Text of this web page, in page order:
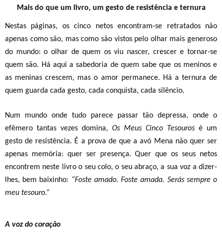
Mais do que um livro, um gesto de resistência e ternura
Nestas páginas, os cinco netos encontram-se retratados não
apenas como são, mas como são vistos pelo olhar mais generoso
do mundo: o olhar de quem os viu nascer, crescer e tornar-se
quem são. Há aqui a sabedoria de quem sabe que os meninos e
as meninas crescem, mas o amor permanece. Há a ternura de
quem guarda cada gesto, cada conquista, cada silêncio.
Num mundo onde tudo parece passar tão depressa, onde o
efêmero tantas vezes domina, Os Meus Cinco Tesouros é um
gesto de resistência. É a prova de que a avó Mena não quer ser
apenas memória: quer ser presença. Quer que os seus netos
encontrem neste livro o seu colo, o seu abraço, a sua voz a dizer-
lhes, bem baixinho: “Foste amado. Foste amada. Serás sempre o
meu tesouro.”
A voz do coração